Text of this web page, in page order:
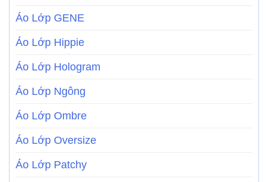
Áo Lớp GENE
Áo Lớp Hippie
Áo Lớp Hologram
Áo Lớp Ngông
Áo Lớp Ombre
Áo Lớp Oversize
Áo Lớp Patchy